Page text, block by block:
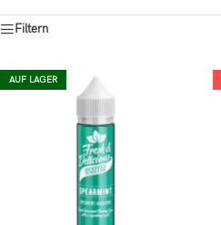
Filtern
AUF LAGER